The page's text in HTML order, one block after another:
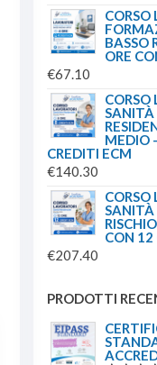
CORSO
BASSO
ORE
€67.10
CORSO
SANITÀ
MEDIO
CREDITI ECM
€140.30
CORSO
SANITÀ
CON 12
€207.40
PRODOTTI